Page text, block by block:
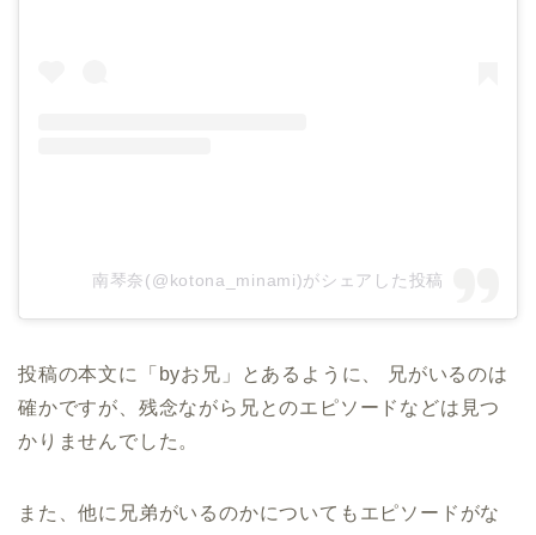
南琴奈(@kotona_minami)がシェアした投稿
投稿の本文に「byお兄」とあるように、 兄がいるのは
確かですが、残念ながら兄とのエピソードなどは見つ
かりませんでした。
また、他に兄弟がいるのかについてもエピソードがな